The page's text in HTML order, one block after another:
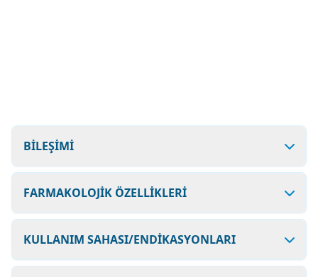
BİLEŞİMİ
FARMAKOLOJİK ÖZELLİKLERİ
KULLANIM SAHASI/ENDİKASYONLARI